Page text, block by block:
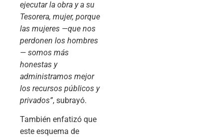
ejecutar la obra y a su
Tesorera, mujer, porque
las mujeres —que nos
perdonen los hombres
— somos más
honestas y
administramos mejor
los recursos públicos y
privados”, subrayó.
También enfatizó que
este esquema de